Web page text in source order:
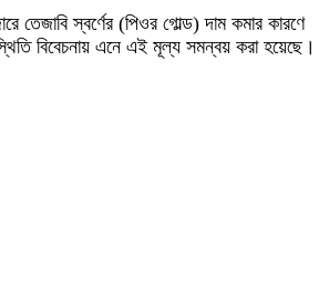
তেজাবি স্বর্ণের (পিওর গোল্ড) দাম কমার কারণে
বিবেচনায় এনে এই মূল্য সমন্বয় করা হয়েছে।